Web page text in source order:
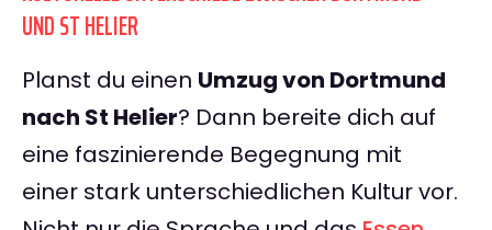
UND ST HELIER
Planst du einen Umzug von Dortmund
nach St Helier? Dann bereite dich auf
eine faszinierende Begegnung mit
einer stark unterschiedlichen Kultur vor.